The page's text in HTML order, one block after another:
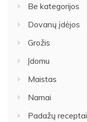
Be kategorijos
Dovanų įdėjos
Grožis
Įdomu
Maistas
Namai
Padažų receptai